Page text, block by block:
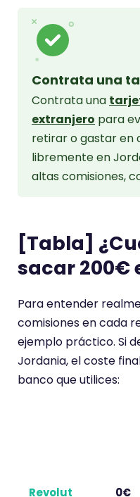
Contrata una
Contrata una
extranjero para
retirar o gastar en
libremente en
altas comisiones,
[Tabla]
sacar 200€
Para entender
comisiones en cada
ejemplo práctico. Si
Jordania, el coste
banco que utilices:
Revolut 0€